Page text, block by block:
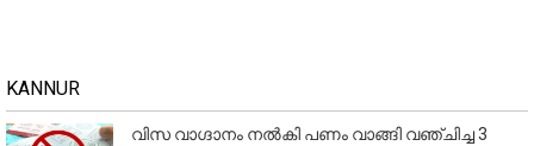
KANNUR
വിസ വാഗ്ദാനം നൽകി പണം വാങ്ങി വഞ്ചിച്ച 3